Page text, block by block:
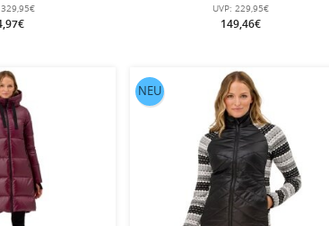
329,95€ UVP: 229,95€
149,46€
NEU